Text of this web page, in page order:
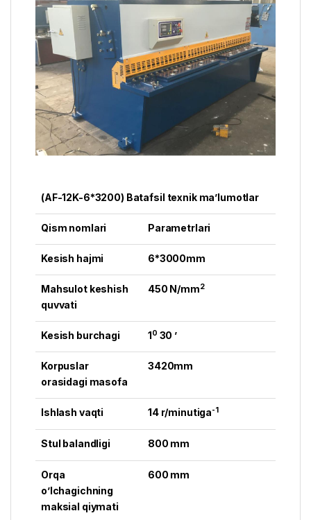
(AF-12K-6*3200) Batafsil texnik ma’lumotlar
Qism nomlari Parametrlari
Kesish hajmi 6*3000mm
Mahsulot keshish
quvvati
450 N/mm2
Kesish burchagi 10 30 ’
Korpuslar
orasidagi masofa
3420mm
Ishlash vaqti 14 r/minutiga-1
Stul balandligi 800 mm
Orqa
o’lchagichning
maksial qiymati
600 mm